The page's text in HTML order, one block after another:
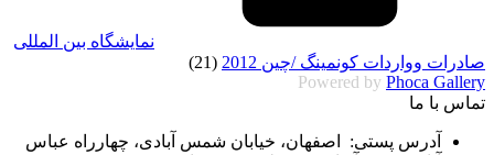
نمایشگاه بین المللی
صادرات وواردات کونمینگ /چین 2012
(21)
Powered by Phoca Gallery
تماس با ما
آدرس پستی: اصفهان، خیابان شمس آبادی، چهارراه عباس